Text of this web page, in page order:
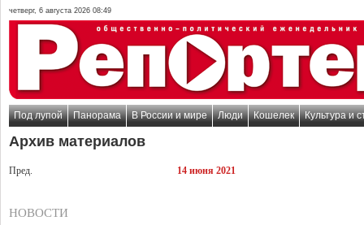
четверг, 6 августа 2026 08:49
Под лупой Панорама В России и мире Люди Кошелек Культура и
Архив материалов
Пред. 14 июня 2021
НОВОСТИ